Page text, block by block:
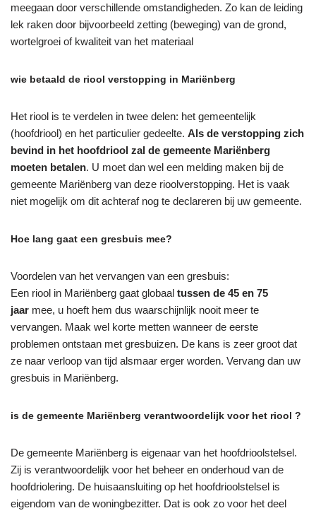
meegaan door verschillende omstandigheden. Zo kan de leiding
lek raken door bijvoorbeeld zetting (beweging) van de grond,
wortelgroei of kwaliteit van het materiaal
wie betaald de riool verstopping in Mariënberg
Het riool is te verdelen in twee delen: het gemeentelijk
(hoofdriool) en het particulier gedeelte. Als de verstopping zich
bevind in het hoofdriool zal de gemeente Mariënberg
moeten betalen. U moet dan wel een melding maken bij de
gemeente Mariënberg van deze rioolverstopping. Het is vaak
niet mogelijk om dit achteraf nog te declareren bij uw gemeente.
Hoe lang gaat een gresbuis mee?
Voordelen van het vervangen van een gresbuis:
Een riool in Mariënberg gaat globaal tussen de 45 en 75
jaar mee, u hoeft hem dus waarschijnlijk nooit meer te
vervangen. Maak wel korte metten wanneer de eerste
problemen ontstaan met gresbuizen. De kans is zeer groot dat
ze naar verloop van tijd alsmaar erger worden. Vervang dan uw
gresbuis in Mariënberg.
is de gemeente Mariënberg verantwoordelijk voor het riool ?
De gemeente Mariënberg is eigenaar van het hoofdrioolstelsel.
Zij is verantwoordelijk voor het beheer en onderhoud van de
hoofdriolering. De huisaansluiting op het hoofdrioolstelsel is
eigendom van de woningbezitter. Dat is ook zo voor het deel